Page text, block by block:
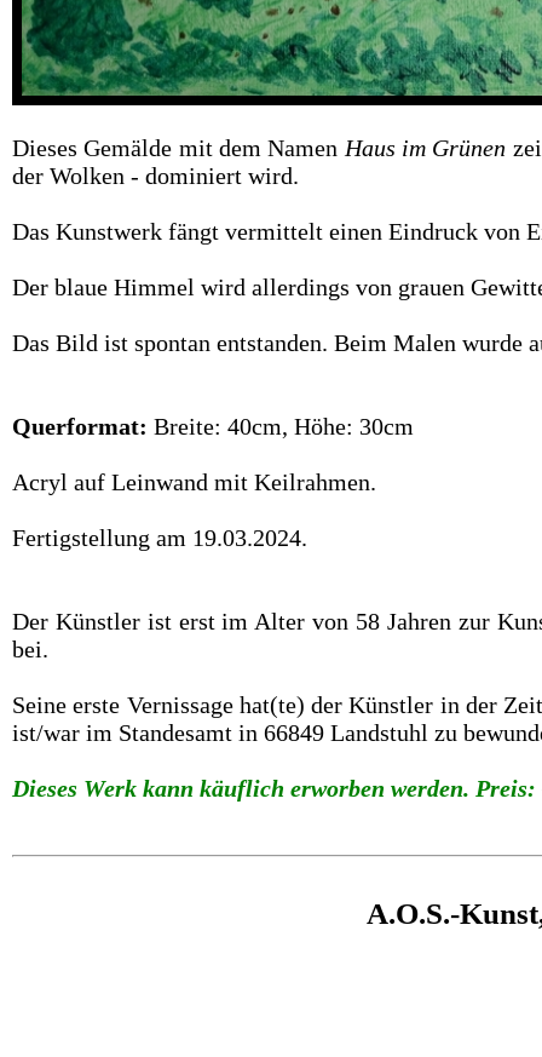
Dieses Gemälde mit dem Namen Haus im Grünen
der Wolken - dominiert wird.
Das Kunstwerk fängt vermittelt einen Eindruck von
Der blaue Himmel wird allerdings von grauen
Das Bild ist spontan entstanden. Beim Malen wurde
Querformat: Breite: 40cm, Höhe: 30cm
Acryl auf Leinwand mit Keilrahmen.
Fertigstellung am 19.03.2024.
Der Künstler ist erst im Alter von 58 Jahren zur
bei.
Seine erste Vernissage hat(te) der Künstler in der
ist/war im Standesamt in 66849 Landstuhl zu
Dieses Werk kann käuflich erworben werden. Preis:
A.O.S.-